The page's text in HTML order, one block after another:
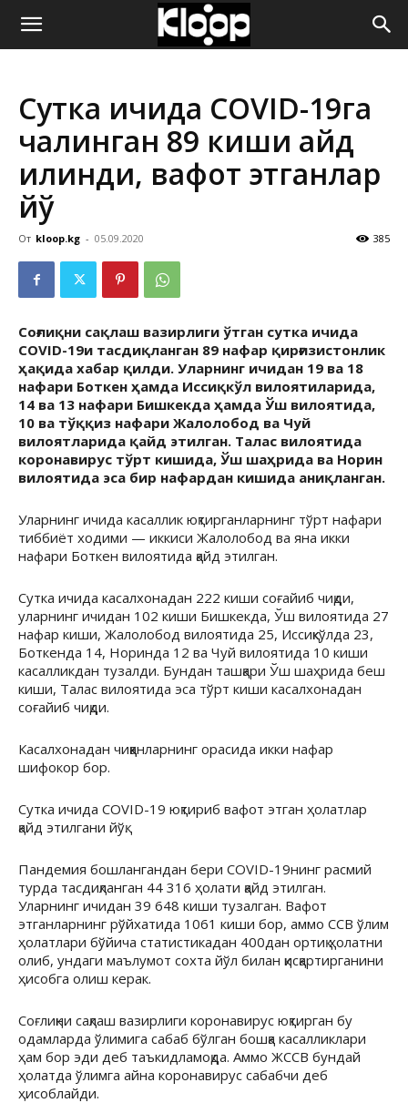
ҚИРҒИЗИСТОН
ЯНГИЛИКЛАРИ
Сутка ичида COVID-19га
чалинган 89 киши қайд
қилинди, вафот этганлар
йўқ
От kloop.kg - 05.09.2020 385
Соғлиқни сақлаш вазирлиги ўтган сутка ичида
COVID-19и тасдиқланган 89 нафар қирғизистонлик
ҳақида хабар қилди. Уларнинг ичидан 19 ва 18
нафари Боткен ҳамда Иссиқкўл вилоятиларида,
14 ва 13 нафари Бишкекда ҳамда Ўш вилоятида,
10 ва тўққиз нафари Жалолобод ва Чуй
вилоятларида қайд этилган. Талас вилоятида
коронавирус тўрт кишида, Ўш шаҳрида ва Норин
вилоятида эса бир нафардан кишида аниқланган.
Уларнинг ичида касаллик юқтирганларнинг тўрт нафари
тиббиёт ходими — иккиси Жалолобод ва яна икки
нафари Боткен вилоятида қайд этилган.
Сутка ичида касалхонадан 222 киши соғайиб чиқди,
уларнинг ичидан 102 киши Бишкекда, Ўш вилоятида 27
нафар киши, Жалолобод вилоятида 25, Иссиқкўлда 23,
Боткенда 14, Норинда 12 ва Чуй вилоятида 10 киши
касалликдан тузалди. Бундан ташқари Ўш шаҳрида беш
киши, Талас вилоятида эса тўрт киши касалхонадан
соғайиб чиқди.
Касалхонадан чиққанларнинг орасида икки нафар
шифокор бор.
Сутка ичида COVID-19 юқтириб вафот этган ҳолатлар
қайд этилгани йўқ.
Пандемия бошлангандан бери COVID-19нинг расмий
турда тасдиқланган 44 316 ҳолати қайд этилган.
Уларнинг ичидан 39 648 киши тузалган. Вафот
этганларнинг рўйхатида 1061 киши бор, аммо ССВ ўлим
ҳолатлари бўйича статистикадан 400дан ортиқ ҳолатни
олиб, ундаги маълумот сохта йўл билан қисқартирганини
ҳисобга олиш керак.
Соғлиқни сақлаш вазирлиги коронавирус юқтирган бу
одамларда ўлимига сабаб бўлган бошқа касалликлари
ҳам бор эди деб таъкидламоқда. Аммо ЖССВ бундай
ҳолатда ўлимга айна коронавирус сабабчи деб
ҳисоблайди.